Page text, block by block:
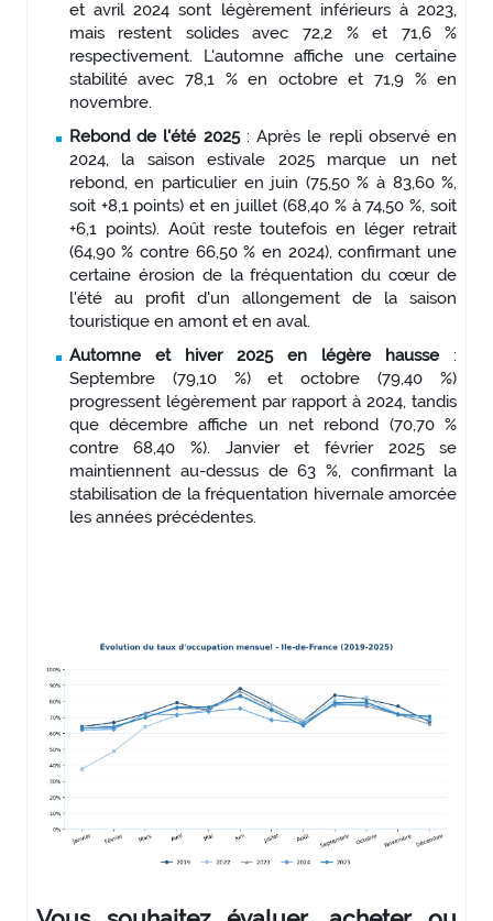
et avril 2024 sont légèrement inférieurs à 2023,
mais restent solides avec 72,2 % et 71,6 %
respectivement. L'automne affiche une certaine
stabilité avec 78,1 % en octobre et 71,9 % en
novembre.
Rebond de l'été 2025: Après le repli observé en
2024, la saison estivale 2025 marque un net
rebond, en particulier en juin (75,50 % à 83,60 %,
soit +8,1 points) et en juillet (68,40 % à 74,50 %, soit
+6,1 points). Août reste toutefois en léger retrait
(64,90 % contre 66,50 % en 2024), confirmant une
certaine érosion de la fréquentation du cœur de
l'été au profit d'un allongement de la saison
touristique en amont et en aval.
Automne et hiver 2025 en légère hausse :
Septembre (79,10 %) et octobre (79,40 %)
progressent légèrement par rapport à 2024, tandis
que décembre affiche un net rebond (70,70 %
contre 68,40 %). Janvier et février 2025 se
maintiennent au-dessus de 63 %, confirmant la
stabilisation de la fréquentation hivernale amorcée
les années précédentes.